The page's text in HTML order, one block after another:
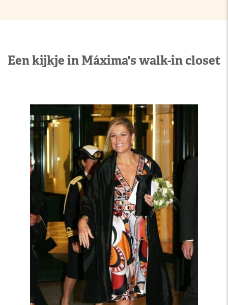
Een kijkje in Máxima's walk-in closet